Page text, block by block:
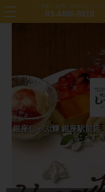
ご予約・お問い合わせはこちら
03-4400-8010
銀座しゃぶ輝 銀座駅前店
ぶ・す